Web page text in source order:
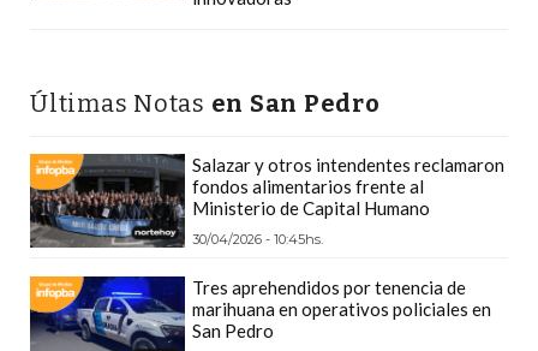
DE
POR
WHATSAPP:
LA
DEFINITIVA
PARA
Últimas Notas en San Pedro
Salazar y otros intendentes reclamaron
fondos alimentarios frente al
Ministerio de Capital Humano
30/04/2026 - 10:45hs.
Tres aprehendidos por tenencia de
marihuana en operativos policiales en
San Pedro